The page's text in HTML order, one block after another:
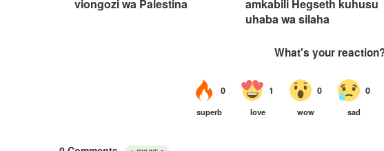
viongozi wa Palestina
amkabili Hegseth kuhusu
uhaba wa silaha